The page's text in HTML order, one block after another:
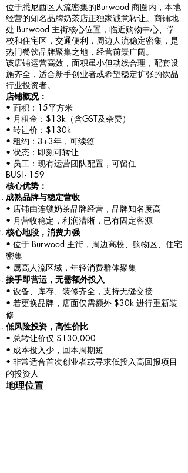
位于悉尼西区人流密集的Burwood 商圈内，本地
经营的知名品牌奶茶店正独家诚意转让。商铺地
处 Burwood 主街核心位置，临近购物中心、学
校和住宅区，交通便利，周边人流稳定密集，是
热门餐饮品牌聚集之地，经营前景广阔。
该店铺运营高效，面积虽小但动线合理，配套设
施齐全，适合新手创业者或希望稳定扩张的饮品
行业投资者。
店铺概况：
• 面积：15平方米
• 月租金：$13k（含GST及杂费）
• 转让价：$130k
• 租约：3+3年，可续签
• 状态：即刻可转让
• 员工：现有运营团队配置，可留任
BUSI - 159
核心优势：
成熟品牌与稳定营收
• 店铺由连锁奶茶品牌经营，品牌知名度高
• 月营收稳定，利润清晰，已有固定客源
核心地段，消费力强
• 位于 Burwood 主街，周边高校、购物区、住宅
密集
• 属高人流区域，年轻消费群体聚集
接手即营运，无需额外投入
• 设备、库存、装修齐全，支持无缝交接
• 若更换品牌，店面仅需额外 $30k 进行重新装
修
低风险投资，高性价比
• 总转让价仅 $130,000
• 成本投入少，回本周期短
• 非常适合首次创业者或寻求低投入高回报项目
的投资人
地理位置